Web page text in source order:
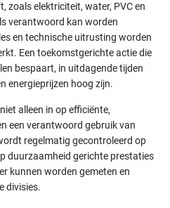
zoals elektriciteit, water, PVC en
verantwoord kan worden
en technische uitrusting worden
Een toekomstgerichte actie die
bespaart, in uitdagende tijden
energieprijzen hoog zijn.
alleen in op efficiënte,
een verantwoord gebruik van
regelmatig gecontroleerd op
duurzaamheid gerichte prestaties
kunnen worden gemeten en
divisies.